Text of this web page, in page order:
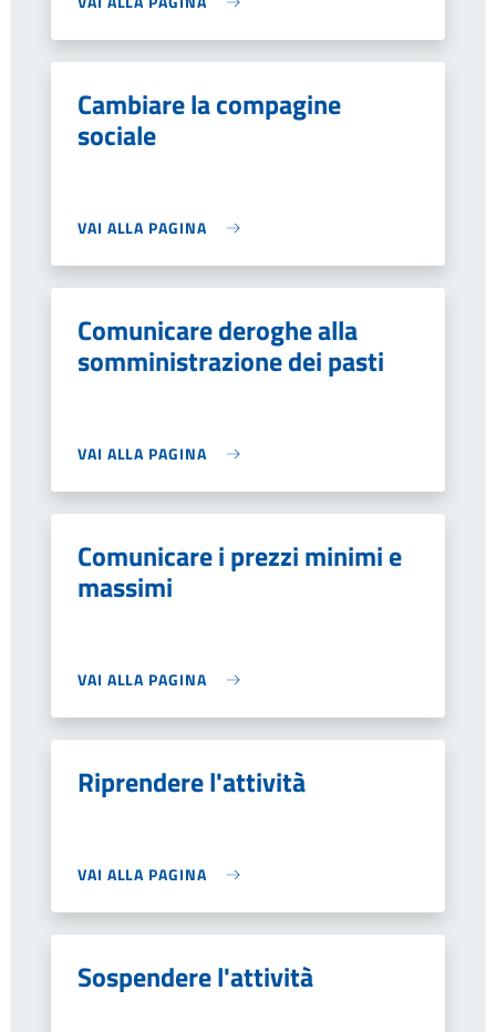
Cambiare la compagine
sociale
VAI ALLA PAGINA
Comunicare deroghe alla
somministrazione dei pasti
VAI ALLA PAGINA
Comunicare i prezzi minimi e
massimi
VAI ALLA PAGINA
Riprendere l'attività
VAI ALLA PAGINA
Sospendere l'attività